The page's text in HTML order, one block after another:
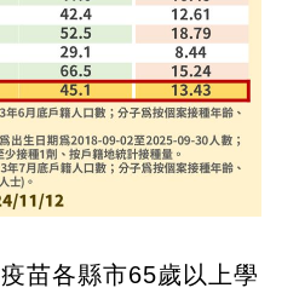
苗各縣市65歲以上學